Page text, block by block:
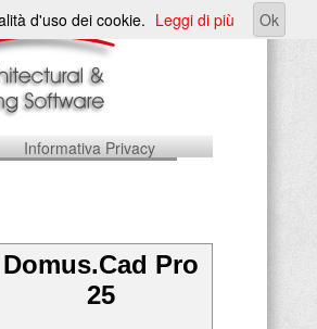
Informativa Privacy
d'uso dei cookie. Leggi di più Ok